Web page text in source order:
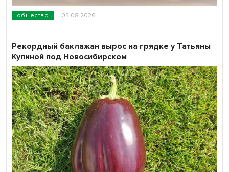
общество 05.08.2026
Рекордный баклажан вырос на грядке у Татьяны
Купиной под Новосибирском